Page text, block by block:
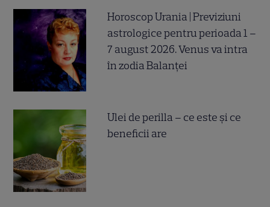
Horoscop Urania | Previziuni
astrologice pentru perioada 1 –
7 august 2026. Venus va intra
în zodia Balanței
Ulei de perilla – ce este și ce
beneficii are